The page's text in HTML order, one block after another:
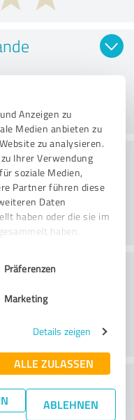
Anzeigen zu
Medien anbieten zu
zu analysieren.
Ihrer Verwendung
soziale Medien,
Partner führen diese
Daten
haben oder die sie im
haben.
Präferenzen
Marketing
Details zeigen
ALLE ZULASSEN
ABLEHNEN
the price to